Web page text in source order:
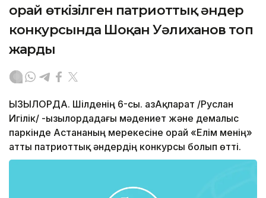
орай өткізілген патриоттық әндер
конкурсында Шоқан Уәлиханов топ
жарды
ҚЫЗЫЛОРДА. Шілденің 6-сы. ҚазАқпарат /Руслан
Игілік/ -Қызылордадағы мәдениет және демалыс
паркінде Астананың мерекесіне орай «Елім менің»
атты патриоттық әндердің конкурсы болып өтті.